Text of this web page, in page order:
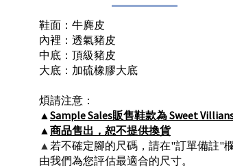
鞋面：牛麂皮
內裡：透氣豬皮
中底：頂級豬皮
大底：加硫橡膠大底
煩請注意：
▲Sample Sales販售鞋款為 Sweet
▲商品售出，恕不提供換貨
▲若不確定腳的尺碼，請在"訂單備註"
由我們為您評估最適合的尺寸。